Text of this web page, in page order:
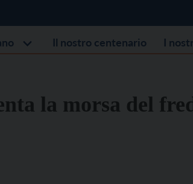
Il nostro centenario I
la morsa del